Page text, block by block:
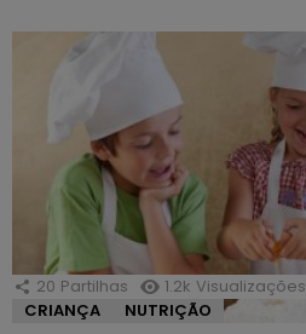
20 Partilhas 1.2k Visualizações
CRIANÇA
NUTRIÇÃO